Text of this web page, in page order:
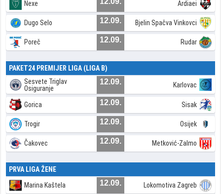
Nexe Ardiaei
Dugo Selo 12.09. Bjelin Spačva Vinkovci
Poreč 12.09. Rudar
PAKET24 PREMIJER LIGA (LIGA B)
Sesvete Triglav
Osiguranje
12.09. Karlovac
Gorica 12.09. Sisak
Trogir 12.09. Osijek
Čakovec 12.09. Metković-Zalmo
PRVA LIGA ŽENE
Marina Kaštela 12.09. Lokomotiva Zagreb